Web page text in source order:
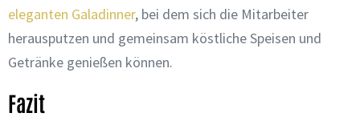
eleganten Galadinner, bei dem sich die Mitarbeiter
herausputzen und gemeinsam köstliche Speisen und
Getränke genießen können.
Fazit